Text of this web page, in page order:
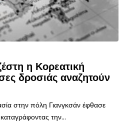
η Κορεατική
δροσιάς αναζητούν
στην πόλη Γιανγκσάν έφθασε
την...